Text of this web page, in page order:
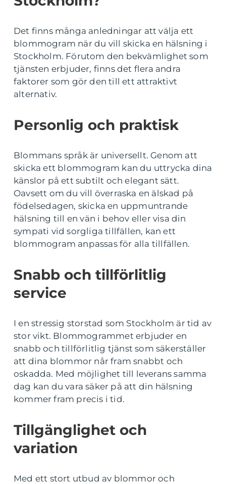
Det finns många anledningar att välja ett
blommogram när du vill skicka en hälsning i
Stockholm. Förutom den bekvämlighet som
tjänsten erbjuder, finns det flera andra
faktorer som gör den till ett attraktivt
alternativ.
Personlig och praktisk
Blommans språk är universellt. Genom att
skicka ett blommogram kan du uttrycka dina
känslor på ett subtilt och elegant sätt.
Oavsett om du vill överraska en älskad på
födelsedagen, skicka en uppmuntrande
hälsning till en vän i behov eller visa din
sympati vid sorgliga tillfällen, kan ett
blommogram anpassas för alla tillfällen.
Snabb och tillförlitlig
service
I en stressig storstad som Stockholm är tid av
stor vikt. Blommogrammet erbjuder en
snabb och tillförlitlig tjänst som säkerställer
att dina blommor når fram snabbt och
oskadda. Med möjlighet till leverans samma
dag kan du vara säker på att din hälsning
kommer fram precis i tid.
Tillgänglighet och
variation
Med ett stort utbud av blommor och